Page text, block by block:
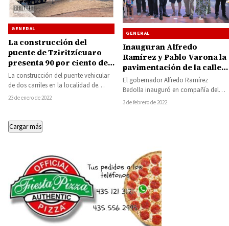
GENERAL
La construcción del
puente de Tziritzícuaro
presenta 90 por ciento de
avance
La construcción del puente vehicular
de dos carriles en la localidad de
Tziritzícuaro perteneciente al
23 de enero de 2022
GENERAL
Inauguran Alfredo
Ramírez y Pablo Varona la
pavimentación de la calle
Roma en el Barrio del
Terrero
El gobernador Alfredo Ramírez
Bedolla inauguró en compañía del
presidente municipal de Huetamo
3 de febrero de 2022
Cargar más